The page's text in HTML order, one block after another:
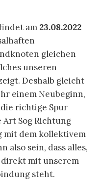
am 23.08.2022
gleichen
unseren
Deshalb gleicht
einem Neubeginn,
richtige Spur
Sog Richtung
mit dem kollektivem
also sein, dass alles,
mit unserem
steht.